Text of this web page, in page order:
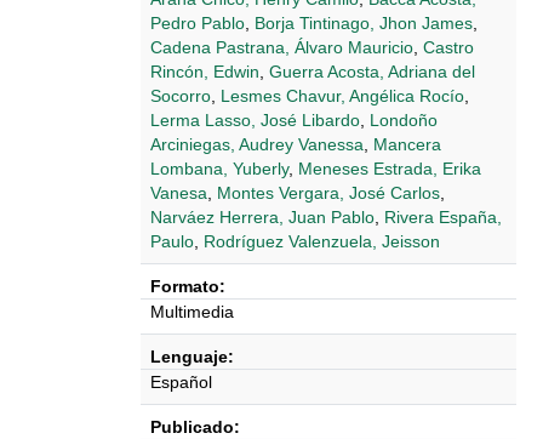
Pedro Pablo, Borja Tintinago, Jhon James,
Cadena Pastrana, Álvaro Mauricio, Castro
Rincón, Edwin, Guerra Acosta, Adriana del
Socorro, Lesmes Chavur, Angélica Rocío,
Lerma Lasso, José Libardo, Londoño
Arciniegas, Audrey Vanessa, Mancera
Lombana, Yuberly, Meneses Estrada, Erika
Vanesa, Montes Vergara, José Carlos,
Narváez Herrera, Juan Pablo, Rivera España,
Paulo, Rodríguez Valenzuela, Jeisson
Formato:
Multimedia
Lenguaje:
Español
Publicado: